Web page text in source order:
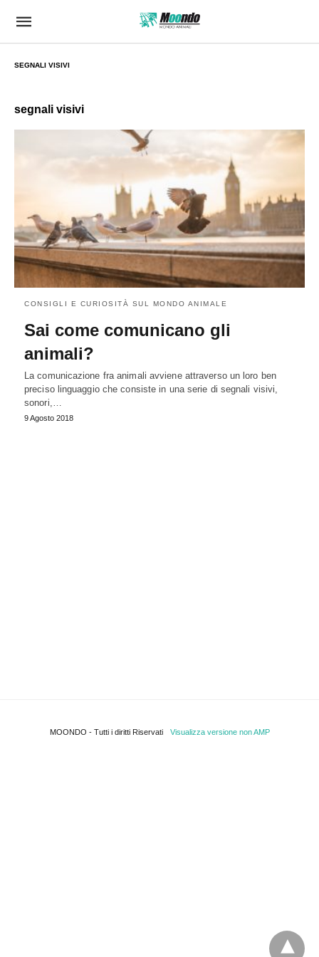
SEGNALI VISIVI
segnali visivi
CONSIGLI E CURIOSITÀ SUL MONDO ANIMALE
Sai come comunicano gli
animali?
La comunicazione fra animali avviene attraverso un loro ben
preciso linguaggio che consiste in una serie di segnali visivi,
sonori,…
9 Agosto 2018
MOONDO - Tutti i diritti Riservati Visualizza versione non AMP